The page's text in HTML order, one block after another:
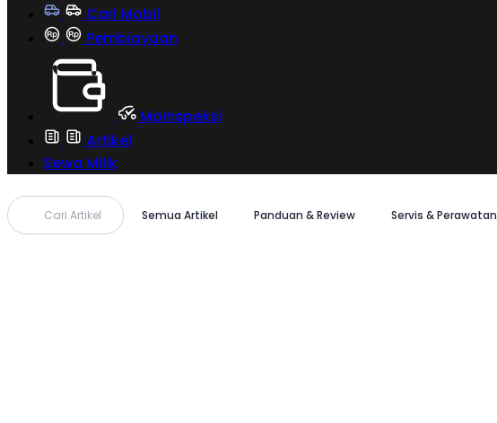
Cari Mobil
Pembiayaan
MoInspeksi
Artikel
Sewa Milik
Cari Artikel Semua Artikel Panduan & Review Servis & Perawatan